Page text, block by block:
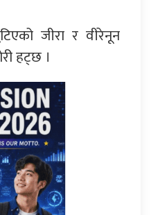
जीरा र वीरेनून
हट्छ ।